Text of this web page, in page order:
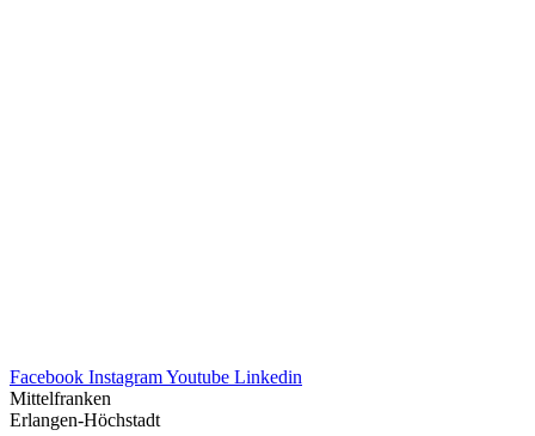
Facebook InstagramYoutube Linkedin
Mittelfranken
Erlangen-Höchstadt